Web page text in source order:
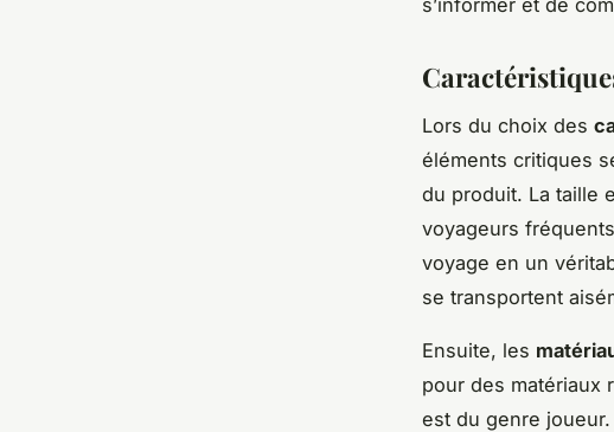
s’informer et de
Lors du choix des
éléments critiques
du produit. La taille
voyageurs
voyage en un
se transportent
Ensuite, les
pour des matériaux
est du genre